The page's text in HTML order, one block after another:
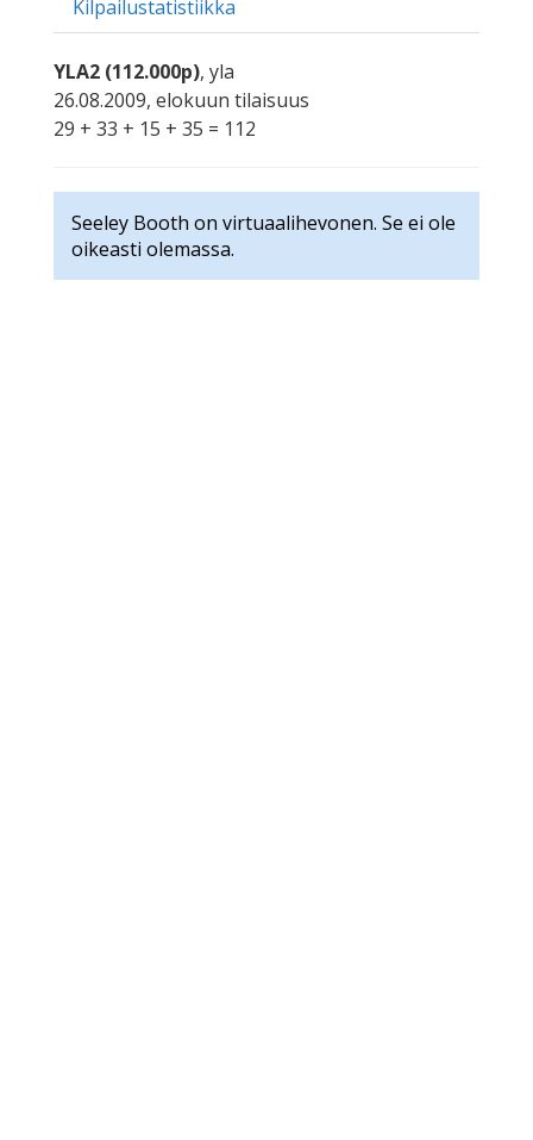
Kilpailustatistiikka
YLA2 (112.000p), yla
26.08.2009, elokuun tilaisuus
29 + 33 + 15 + 35 = 112
Seeley Booth on virtuaalihevonen. Se ei ole
oikeasti olemassa.